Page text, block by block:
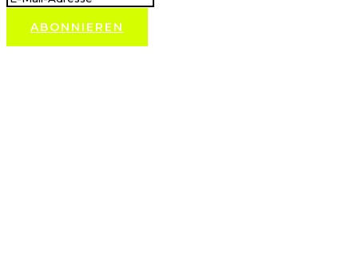
ABONNIEREN